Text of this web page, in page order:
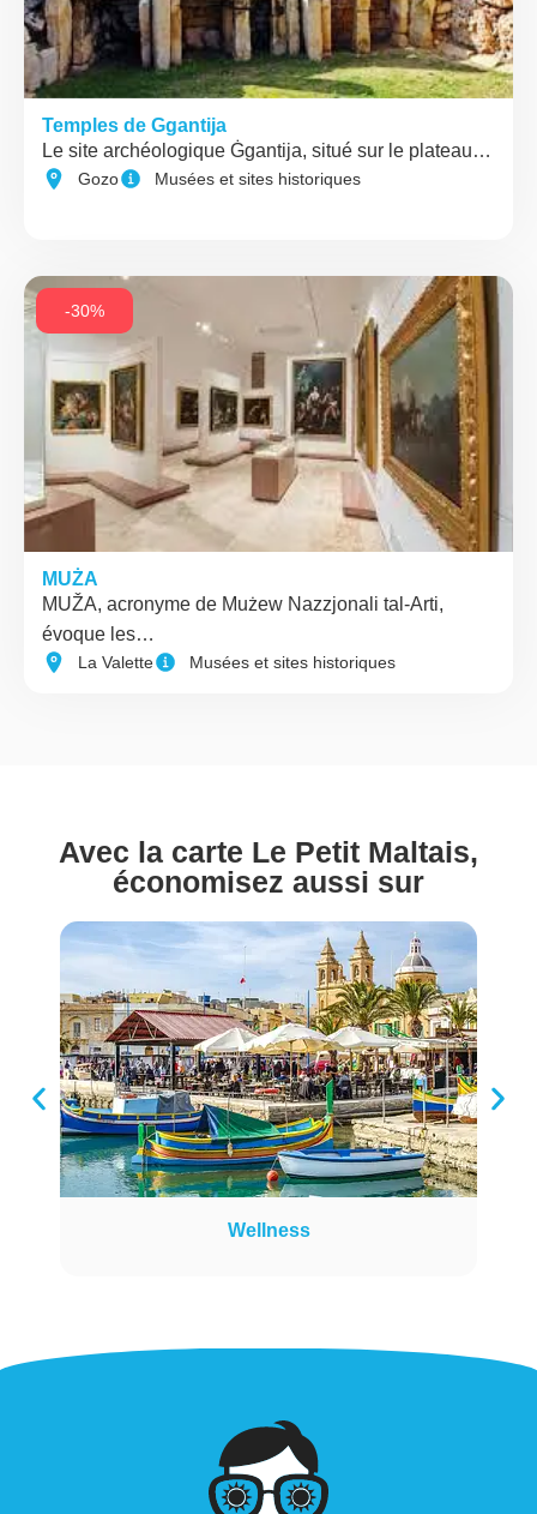
Temples de Ggantija
Le site archéologique Ġgantija, situé sur le plateau…
Gozo Musées et sites historiques
-30%
MUŻA
MUŽA, acronyme de Mużew Nazzjonali tal-Arti,
évoque les…
La Valette Musées et sites historiques
Avec la carte Le Petit Maltais,
économisez aussi sur
Wellness